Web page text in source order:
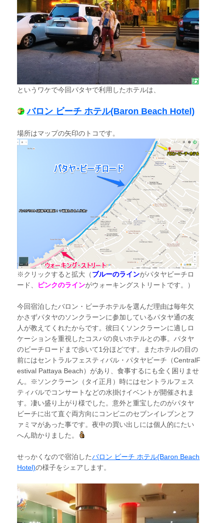
というワケで今回パタヤで利用したホテルは、
バロン ビーチ ホテル(Baron Beach Hotel)
場所はマップの矢印のトコです。
※クリックすると拡大（ブルーのラインがパタヤビーチロ
ード、
ピンクのラインがウォーキングストリートです。）
今回宿泊したバロン・ビーチホテルを選んだ理由は毎年欠
かさずパタヤのソンクラーンに参加しているパタヤ通の友
人が教えてくれたからです。彼曰くソンクラーンに適しロ
ケーションを重視したコスパの良いホテルとの事。パタヤ
のビーチロードまで歩いて1分ほどです。またホテルの目の
前にはセントラルフェスティバル・パタヤビーチ（CentralF
estival Pattaya Beach）があり、食事するにも全く困りませ
ん。※ソンクラーン（タイ正月）時にはセントラルフェス
ティバルでコンサートなどの水掛けイベントが開催されま
す。凄い盛り上がり様でした。意外と重宝したのがパタヤ
ビーチに出て直ぐ両方向にコンビニのセブンイレブンとフ
ァミマがあった事です。夜中の買い出しには個人的にたい
へん助かりました。
せっかくなので宿泊したバロン ビーチ ホテル(Baron Beach
Hotel)の様子をシェアします。